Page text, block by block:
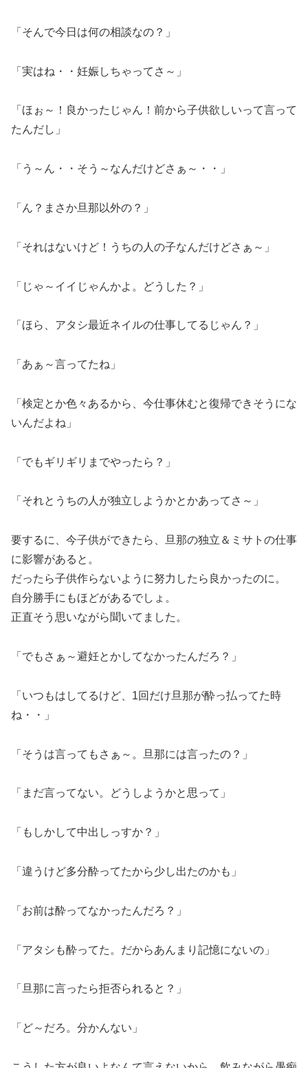
「そんで今日は何の相談なの？」
「実はね・・妊娠しちゃってさ～」
「ほぉ～！良かったじゃん！前から子供欲しいって言って
たんだし」
「う～ん・・そう～なんだけどさぁ～・・」
「ん？まさか旦那以外の？」
「それはないけど！うちの人の子なんだけどさぁ～」
「じゃ～イイじゃんかよ。どうした？」
「ほら、アタシ最近ネイルの仕事してるじゃん？」
「あぁ～言ってたね」
「検定とか色々あるから、今仕事休むと復帰できそうにな
いんだよね」
「でもギリギリまでやったら？」
「それとうちの人が独立しようかとかあってさ～」
要するに、今子供ができたら、旦那の独立＆ミサトの仕事
に影響があると。
だったら子供作らないように努力したら良かったのに。
自分勝手にもほどがあるでしょ。
正直そう思いながら聞いてました。
「でもさぁ～避妊とかしてなかったんだろ？」
「いつもはしてるけど、1回だけ旦那が酔っ払ってた時
ね・・」
「そうは言ってもさぁ～。旦那には言ったの？」
「まだ言ってない。どうしようかと思って」
「もしかして中出しっすか？」
「違うけど多分酔ってたから少し出たのかも」
「お前は酔ってなかったんだろ？」
「アタシも酔ってた。だからあんまり記憶にないの」
「旦那に言ったら拒否られると？」
「ど～だろ。分かんない」